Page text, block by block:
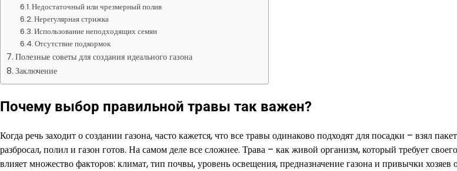
Недостаточный или чрезмерный полив
Нерегулярная стрижка
Использование неподходящих семян
Отсутствие подкормок
Полезные советы для создания идеального газона
Заключение
Почему выбор правильной травы так важен?
Когда речь заходит о создании газона, часто кажется, что все травы одинаково подходят для посадки – взял
разбросал, полил и газон готов. На самом деле все сложнее. Трава – как живой организм, который требует
влияет множество факторов: климат, тип почвы, уровень освещения, предназначение газона и привычки хозяев